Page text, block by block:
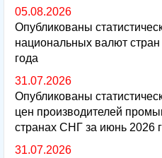
05.08.2026
Опубликованы
национальных валют
года
31.07.2026
Опубликованы
цен производителей
странах СНГ за июнь 2026
31.07.2026